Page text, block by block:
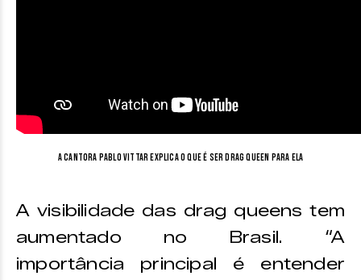
A cantora Pablo Vittar explica o que é ser Drag Queen para ela
A visibilidade das drag queens tem
aumentado no Brasil. “A
importância principal é entender